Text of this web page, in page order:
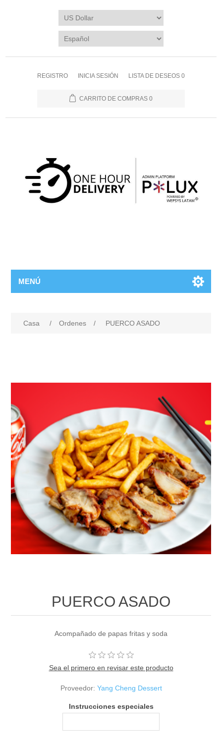
REGISTRO INICIA SESIÓN LISTA DE DESEOS 0
CARRITO DE COMPRAS 0
MENÚ
Casa / Ordenes / PUERCO ASADO
PUERCO ASADO
Acompañado de papas fritas y soda
Sea el primero en revisar este producto
Proveedor: Yang Cheng Dessert
Instrucciones especiales